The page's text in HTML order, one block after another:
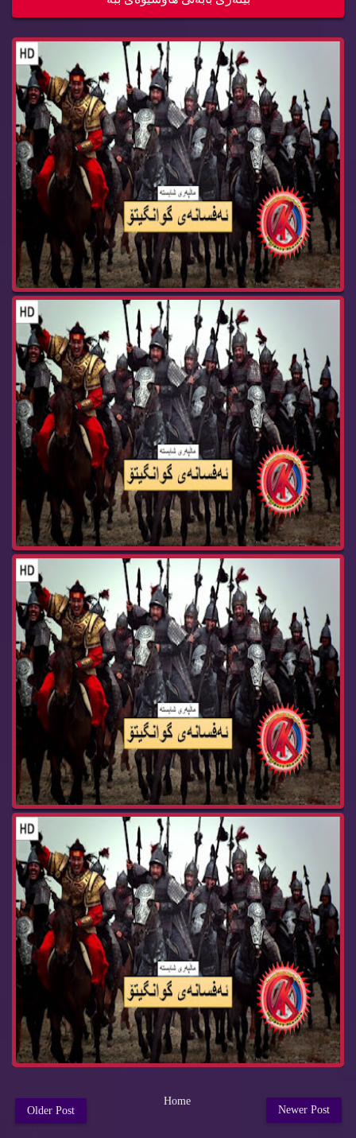
زنجیره‌ درامای ئه‌فسانه‌ی گوانگیتۆ ئه‌ڵقه‌ی 120...
زنجیره‌ درامای ئه‌فسانه‌ی گوانگیتۆ ئه‌ڵقه‌ی 119...
زنجیره‌ درامای ئه‌فسانه‌ی گوانگیتۆ ئه‌ڵقه‌ی 118...
Newer Post
Older Post
Home